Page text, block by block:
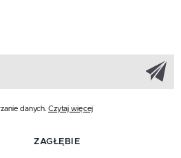
danych. Czytaj więcej
ZAGŁĘBIE